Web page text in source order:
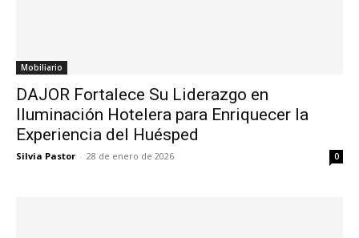
Mobiliario
DAJOR Fortalece Su Liderazgo en
Iluminación Hotelera para Enriquecer la
Experiencia del Huésped
Silvia Pastor - 28 de enero de 2026 0